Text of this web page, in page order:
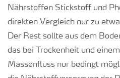
Nährstoffen Stickstoff und
direkten Vergleich nur zu
Der Rest sollte aus dem
das bei Trockenheit und
Massenfluss nur bedingt